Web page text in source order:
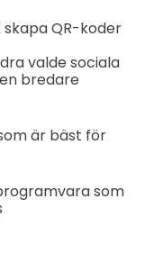
QR-koder
valde sociala
bredare
är bäst för
som